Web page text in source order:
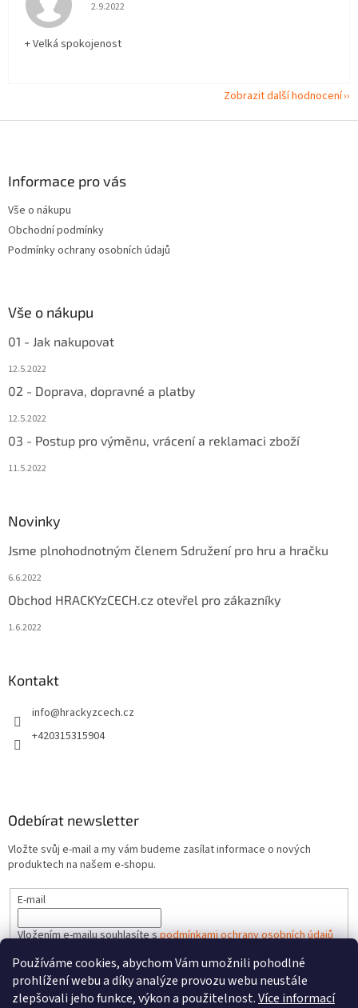
Používáme cookies, abychom Vám umožnili pohodlné
prohlížení webu a díky analýze provozu webu neustále
zlepšovali jeho funkce, výkon a použitelnost.Více informací
2.9.2022
+ Velká spokojenost
Zobrazit další hodnocení
Informace pro vás
Vše o nákupu
Obchodní podmínky
Podmínky ochrany osobních údajů
Vše o nákupu
01 - Jak nakupovat
12.5.2022
02 - Doprava, dopravné a platby
12.5.2022
03 - Postup pro výměnu, vrácení a reklamaci zboží
11.5.2022
Novinky
Jsme plnohodnotným členem Sdružení pro hru a hračku
6.6.2022
Obchod HRACKYzCECH.cz otevřel pro zákazníky
1.6.2022
Kontakt
info@hrackyzcech.cz
+420315315904
Odebírat newsletter
Vložte svůj e-mail a my vám budeme zasílat informace o nových
produktech na našem e-shopu.
E-mail
Vložením e-mailu souhlasíte spodmínkami ochrany osobních údajů
PŘIHLÁSIT SE